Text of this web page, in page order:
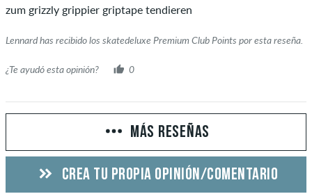
zum grizzly grippier griptape tendieren
Lennard has recibido los skatedeluxe Premium Club Points por esta reseña.
¿Te ayudó esta opinión? 0
MÁS RESEÑAS
CREA TU PROPIA OPINIÓN/COMENTARIO